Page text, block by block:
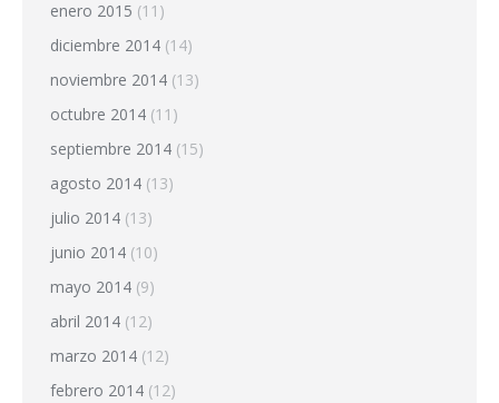
enero 2015 (11)
diciembre 2014 (14)
noviembre 2014 (13)
octubre 2014 (11)
septiembre 2014 (15)
agosto 2014 (13)
julio 2014 (13)
junio 2014 (10)
mayo 2014 (9)
abril 2014 (12)
marzo 2014 (12)
febrero 2014 (12)